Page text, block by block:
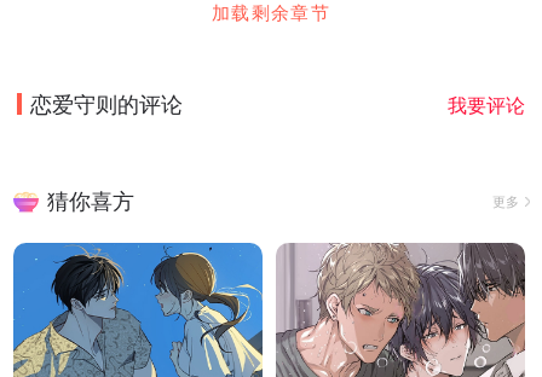
加载剩余章节
恋爱守则 的评论 我要评论
猜你喜方 更多